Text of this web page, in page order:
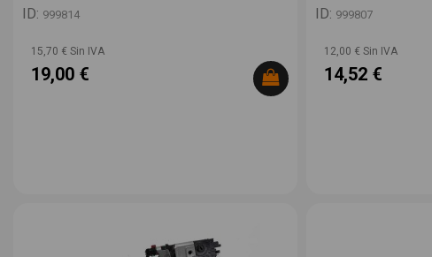
ID: 999814
15,70 € Sin IVA
19,00 €
ID: 999807
12,00 € Sin IVA
14,52 €